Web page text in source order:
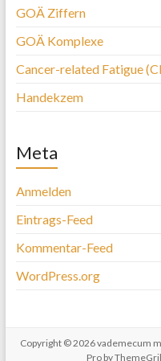
GOÄ Ziffern
GOÄ Komplexe
Cancer-related Fatigue
Handekzem
Meta
Anmelden
Eintrags-Feed
Kommentar-Feed
WordPress.org
Copyright © 2026vademecum
Proby